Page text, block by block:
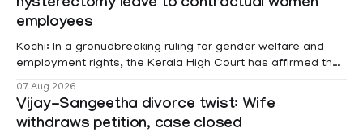
hysterectomy leave to contractual women
employees
Kochi: In a gronudbreaking ruling for gender welfare and
employment rights, the Kerala High Court has affirmed that
projects are eligible for paid medical leave following
hysterectomy surgery under the Kerala Service Rules
(KSR). The court noted that since essential benefits like
07 Aug 2026
Vijay-Sangeetha divorce twist: Wife
withdraws petition, case closed